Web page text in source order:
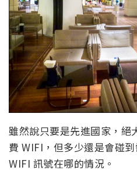
雖然說只要是先進國家，絕
費 WIFI，但多少還是會碰
WIFI 訊號在哪的情況。